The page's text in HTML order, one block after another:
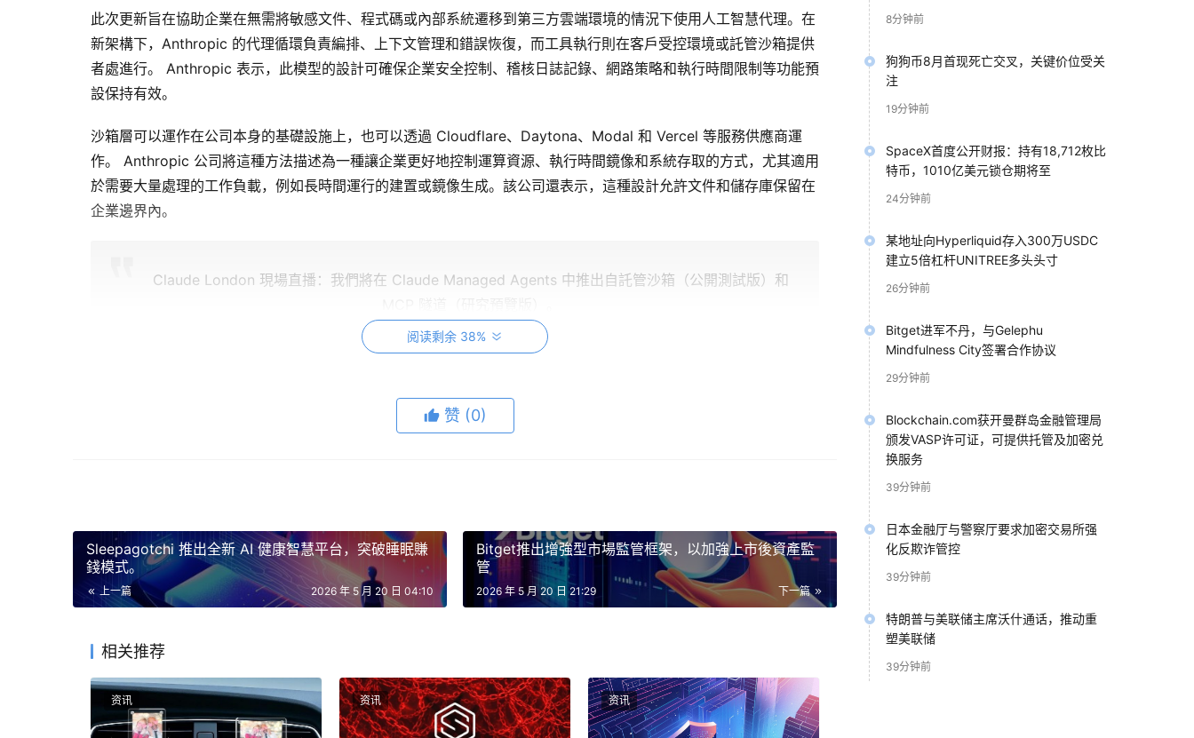
此次更新旨在協助企業在無需將敏感文件、程式碼或內部系統遷移到第三方雲端環境的情況下使用人工智慧代理。在
新架構下，Anthropic 的代理循環負責編排、上下文管理和錯誤恢復，而工具執行則在客戶受控環境或託管沙箱提供
者處進行。 Anthropic 表示，此模型的設計可確保企業安全控制、稽核日誌記錄、網路策略和執行時間限制等功能預
設保持有效。
沙箱層​​可以運作在公司本身的基礎設施上，也可以透過 Cloudflare、Daytona、Modal 和 Vercel 等服務供應商運
作。 Anthropic 公司將這種方法描述為一種讓企業更好地控制運算資源、執行時間鏡像和系統存取的方式，尤其適用
於需要大量處理的工作負載，例如長時間運行的建置或鏡像生成。該公司還表示，這種設計允許文件和儲存庫保留在
企業邊界內。
Claude London 現場直播：我們將在 Claude Managed Agents 中推出自託管沙箱（公開測試版）和
在您自己的安全邊界內運行代理，並預設應用您的安全控制。
制至關重要的領域。該公司的架構有效地將智慧體的「大腦」與執行層分開：規劃和協調工作仍由 Anthropic 負責，
而實際執行則在客戶端完成。
MCP隧道進一步擴展了這種模式，允許代理存取私有的內部系統，而無需將其暴露在公共互聯網上。透過輕量級網關
設定無需更改入站防火牆或公共端點，且流量始終保持端對端加密。
阅读剩余 38%
赞 (0)
Sleepagotchi 推出全新 AI 健康智慧平台，突破睡眠賺
錢模式。
上一篇 2026 年 5 月 20 日 04:10
Bitget推出增強型市場監管框架，以加強上市後資產監
管
下一篇
2026 年 5 月 20 日 21:29
相关推荐
资讯 资讯 资讯
8分钟前
狗狗币8月首现死亡交叉，关键价位受关
注
19分钟前
SpaceX首度公开财报：持有18,712枚比
特币，1010亿美元锁仓期将至
24分钟前
某地址向Hyperliquid存入300万USDC
建立5倍杠杆UNITREE多头头寸
26分钟前
Bitget进军不丹，与Gelephu
Mindfulness City签署合作协议
29分钟前
Blockchain.com获开曼群岛金融管理局
颁发VASP许可证，可提供托管及加密兑
换服务
39分钟前
日本金融厅与警察厅要求加密交易所强
化反欺诈管控
39分钟前
特朗普与美联储主席沃什通话，推动重
塑美联储
39分钟前